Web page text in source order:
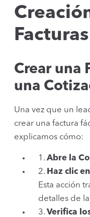
Facturas
Crear una
una
Una vez que un
crear una factura
explicamos cómo:
1. Abre la
2. Haz clic
Esta acción
detalles de
3. Verifica